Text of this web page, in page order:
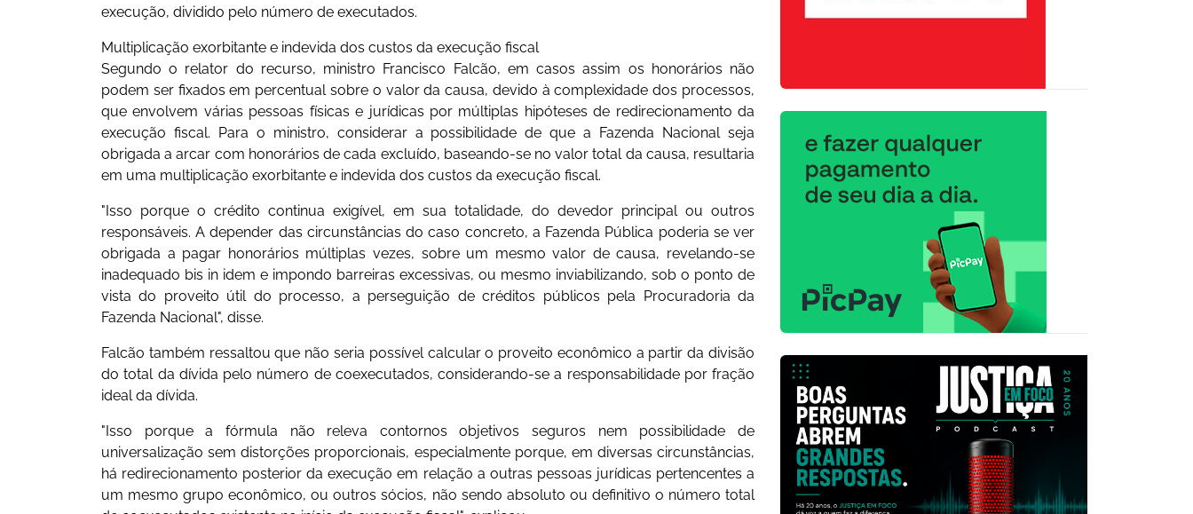
execução, dividido pelo número de executados.
Multiplicação exorbitante e indevida dos custos da execução fiscal
Segundo o relator do recurso, ministro Francisco Falcão, em casos assim os honorários não
podem ser fixados em percentual sobre o valor da causa, devido à complexidade dos processos,
que envolvem várias pessoas físicas e jurídicas por múltiplas hipóteses de redirecionamento da
execução fiscal. Para o ministro, considerar a possibilidade de que a Fazenda Nacional seja
obrigada a arcar com honorários de cada excluído, baseando-se no valor total da causa, resultaria
em uma multiplicação exorbitante e indevida dos custos da execução fiscal.
"Isso porque o crédito continua exigível, em sua totalidade, do devedor principal ou outros
responsáveis. A depender das circunstâncias do caso concreto, a Fazenda Pública poderia se ver
obrigada a pagar honorários múltiplas vezes, sobre um mesmo valor de causa, revelando-se
inadequado bis in idem e impondo barreiras excessivas, ou mesmo inviabilizando, sob o ponto de
vista do proveito útil do processo, a perseguição de créditos públicos pela Procuradoria da
Fazenda Nacional", disse.
Falcão também ressaltou que não seria possível calcular o proveito econômico a partir da divisão
do total da dívida pelo número de coexecutados, considerando-se a responsabilidade por fração
ideal da dívida.
"Isso porque a fórmula não releva contornos objetivos seguros nem possibilidade de
universalização sem distorções proporcionais, especialmente porque, em diversas circunstâncias,
há redirecionamento posterior da execução em relação a outras pessoas jurídicas pertencentes a
um mesmo grupo econômico, ou outros sócios, não sendo absoluto ou definitivo o número total